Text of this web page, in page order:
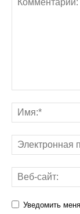
Уведомить